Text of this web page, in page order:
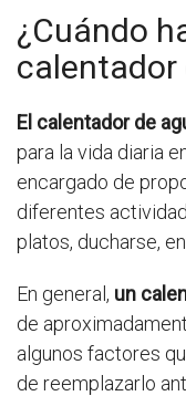
¿Cuándo
calentador
El calentador de
para la vida diaria
encargado de
diferentes
platos, ducharse,
En general, un
de
algunos factores
de reemplazarlo